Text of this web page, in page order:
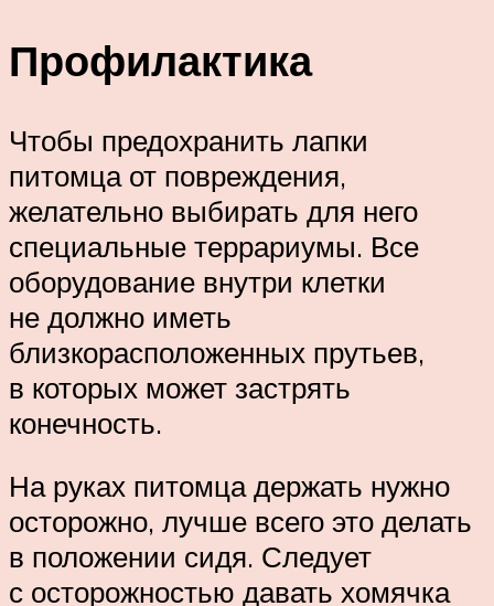
Профилактика
Чтобы предохранить лапки
питомца от повреждения,
желательно выбирать для него
специальные террариумы. Все
оборудование внутри клетки
не должно иметь
близкорасположенных прутьев,
в которых может застрять
конечность.
На руках питомца держать нужно
осторожно, лучше всего это делать
в положении сидя. Следует
с осторожностью давать хомячка